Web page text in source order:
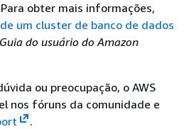
obter mais informações,
um cluster de banco de dados
Guia do usuário do Amazon
ou preocupação, o AWS
nos fóruns da comunidade e
.